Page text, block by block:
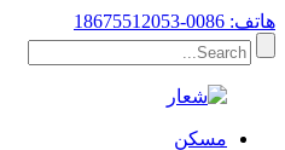
هاتف: 0086-18675512053
مسكن